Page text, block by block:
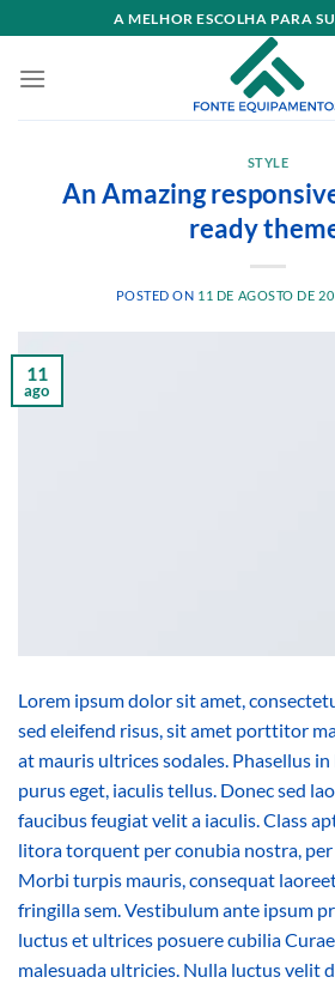
to
content
A MELHOR ESCOLHA PARA
STYLE
An Amazing
ready
POSTED ON 11 DE AGOSTO DE
11
ago
Lorem ipsum dolor sit amet,
sed eleifend risus, sit amet porttitor
at mauris ultrices sodales. Phasellus
purus eget, iaculis tellus. Donec sed
faucibus feugiat velit a iaculis. Class
litora torquent per conubia nostra,
Morbi turpis mauris, consequat
fringilla sem. Vestibulum ante ipsum
luctus et ultrices posuere cubilia
malesuada ultricies. Nulla luctus velit